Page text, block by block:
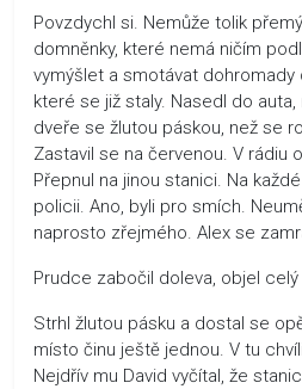
Povzdychl si. Nemůže tolik
domněnky, které nemá ničím
vymýšlet a smotávat dohromady
které se již staly. Nasedl do
dveře se žlutou páskou, než se
Zastavil se na červenou. V rádiu
Přepnul na jinou stanici. Na
policii. Ano, byli pro smích.
naprosto zřejmého. Alex se
Prudce zabočil doleva, objel
Strhl žlutou pásku a dostal se
místo činu ještě jednou. V tu
Nejdřív mu David vyčítal, že